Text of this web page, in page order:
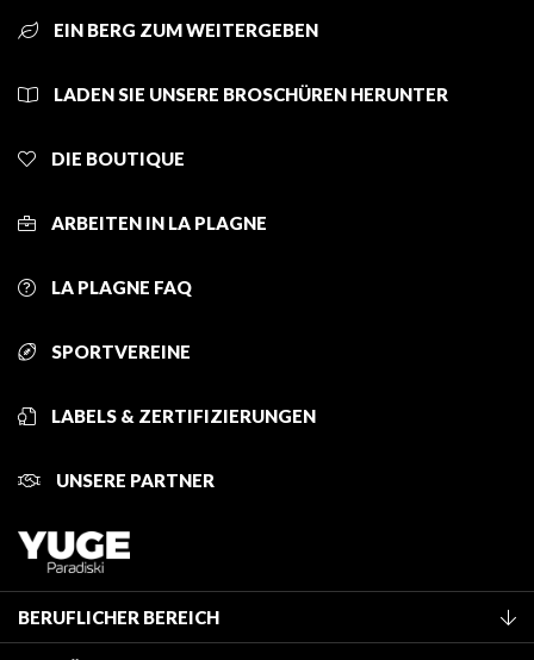
EIN BERG ZUM WEITERGEBEN
LADEN SIE UNSERE BROSCHÜREN HERUNTER
DIE BOUTIQUE
ARBEITEN IN LA PLAGNE
LA PLAGNE FAQ
SPORTVEREINE
LABELS & ZERTIFIZIERUNGEN
UNSERE PARTNER
BERUFLICHER BEREICH
Mitglied des Fremdenverkehrsamtes werden